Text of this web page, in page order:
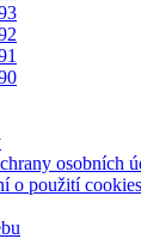
osobních
o použití